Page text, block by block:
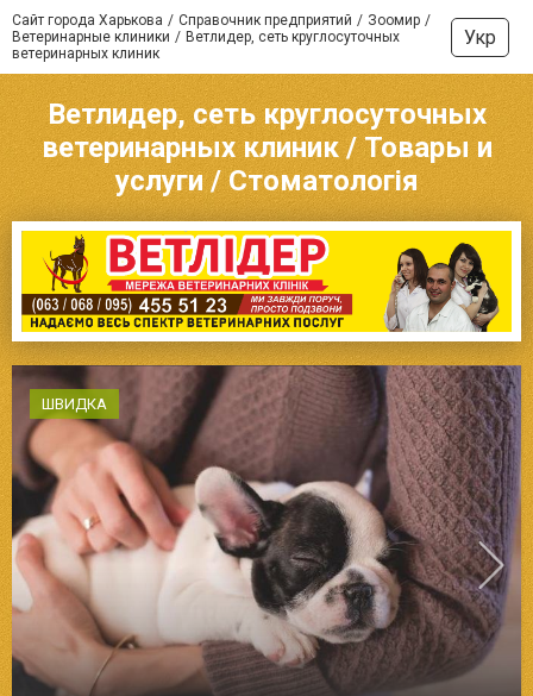
Сайт города Харькова Справочник предприятий
Зоомир
Ветеринарные клиники
Ветлидер, сеть круглосуточных
ветеринарных клиник
Укр
Ветлидер, сеть круглосуточных
ветеринарных клиник / Товары и
услуги / Стоматологія
ШВИДКА